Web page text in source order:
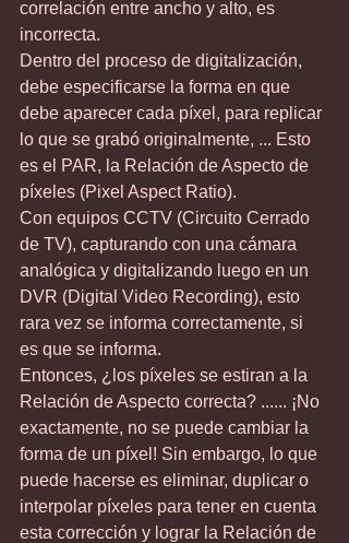
correlación entre ancho y alto, es
incorrecta.
Dentro del proceso de digitalización,
debe especificarse la forma en que
debe aparecer cada píxel, para replicar
lo que se grabó originalmente, ... Esto
es el PAR, la Relación de Aspecto de
píxeles (Pixel Aspect Ratio).
Con equipos CCTV (Circuito Cerrado
de TV), capturando con una cámara
analógica y digitalizando luego en un
DVR (Digital Video Recording), esto
rara vez se informa correctamente, si
es que se informa.
Entonces, ¿los píxeles se estiran a la
Relación de Aspecto correcta? ...... ¡No
exactamente, no se puede cambiar la
forma de un píxel! Sin embargo, lo que
puede hacerse es eliminar, duplicar o
interpolar píxeles para tener en cuenta
esta corrección y lograr la Relación de